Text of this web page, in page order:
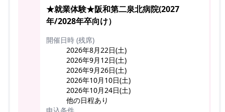
★就業体験★阪和第二泉北病院(2027
年/2028年卒向け）
開催日時 (残席)
2026年8月22日(土)
2026年9月12日(土)
2026年9月26日(土)
2026年10月10日(土)
2026年10月24日(土)
他の日程あり